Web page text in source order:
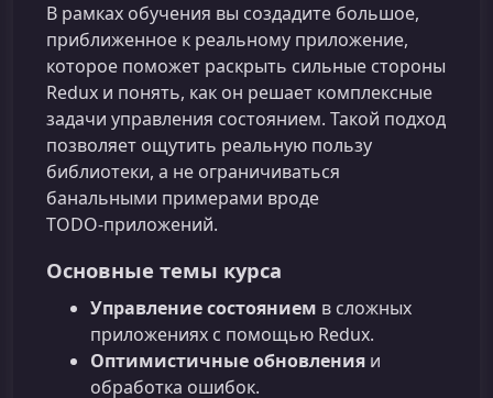
В рамках обучения вы создадите большое,
приближенное к реальному приложение,
которое поможет раскрыть сильные стороны
Redux и понять, как он решает комплексные
задачи управления состоянием. Такой подход
позволяет ощутить реальную пользу
библиотеки, а не ограничиваться
банальными примерами вроде
TODO‑приложений.
Основные темы курса
Управление состоянием в сложных
приложениях с помощью Redux.
Оптимистичные обновления и
обработка ошибок.